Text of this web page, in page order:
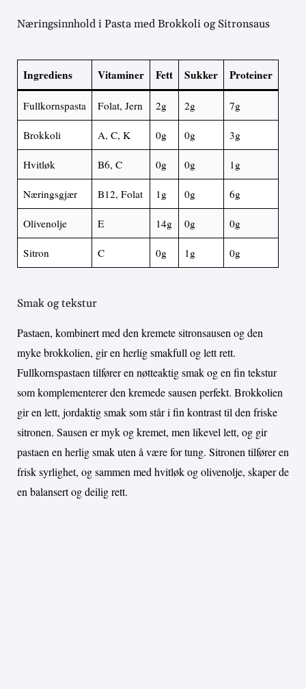
Næringsinnhold i Pasta med Brokkoli og Sitronsaus
Ingrediens Vitaminer Fett Sukker Proteiner
Fullkornspasta Folat, Jern 2g 2g 7g
Brokkoli A, C, K 0g 0g 3g
Hvitløk B6, C 0g 0g 1g
Næringsgjær B12, Folat 1g 0g 6g
Olivenolje E 14g 0g 0g
Sitron C 0g 1g 0g
Smak og tekstur
Pastaen, kombinert med den kremete sitronsausen og den
myke brokkolien, gir en herlig smakfull og lett rett.
Fullkornspastaen tilfører en nøtteaktig smak og en fin tekstur
som komplementerer den kremede sausen perfekt. Brokkolien
gir en lett, jordaktig smak som står i fin kontrast til den friske
sitronen. Sausen er myk og kremet, men likevel lett, og gir
pastaen en herlig smak uten å være for tung. Sitronen tilfører en
frisk syrlighet, og sammen med hvitløk og olivenolje, skaper de
en balansert og deilig rett.